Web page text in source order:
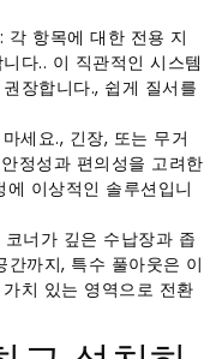
항목에 대한 전용 지
다.. 이 직관적인 시스템
장합니다., 쉽게 질서를
세요., 긴장, 또는 무거
정성과 편의성을 고려한
이상적인 솔루션입니
너가 깊은 수납장과 좁
까지, 특수 풀아웃은 이
치 있는 영역으로 전환